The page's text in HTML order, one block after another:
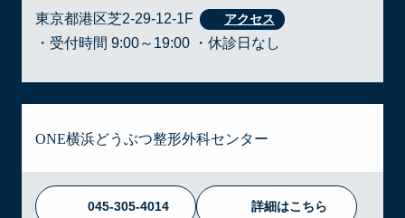
東京都港区芝2-29-12-1F
・受付時間 9:00～19:00 ・休診日なし
ONE横浜どうぶつ整形外科センター
045-305-4014 詳細はこちら